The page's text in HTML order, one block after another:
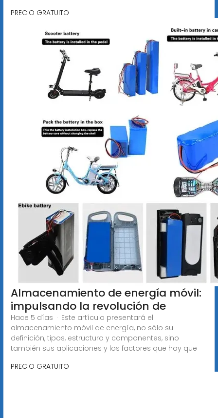
PRECIO GRATUITO
Almacenamiento de energía móvil:
impulsando la revolución de
Hace 5 días · Este artículo presentará el
almacenamiento móvil de energía, no sólo su
definición, tipos, estructura y componentes, sino
también sus aplicaciones y los factores que hay que
PRECIO GRATUITO